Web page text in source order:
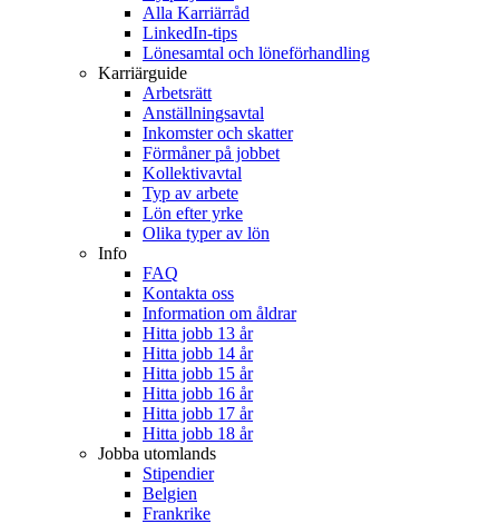
Alla Karriärråd
LinkedIn-tips
Lönesamtal och löneförhandling
Karriärguide
Arbetsrätt
Anställningsavtal
Inkomster och skatter
Förmåner på jobbet
Kollektivavtal
Typ av arbete
Lön efter yrke
Olika typer av lön
Info
FAQ
Kontakta oss
Information om åldrar
Hitta jobb 13 år
Hitta jobb 14 år
Hitta jobb 15 år
Hitta jobb 16 år
Hitta jobb 17 år
Hitta jobb 18 år
Jobba utomlands
Stipendier
Belgien
Frankrike